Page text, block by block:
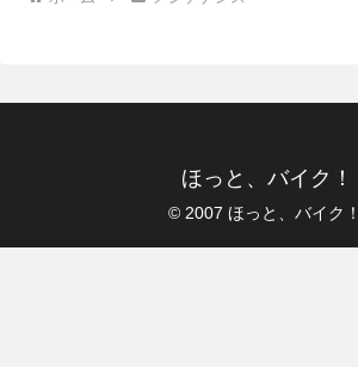
ほっと、バイク！
© 2007 ほっと、バイク！.